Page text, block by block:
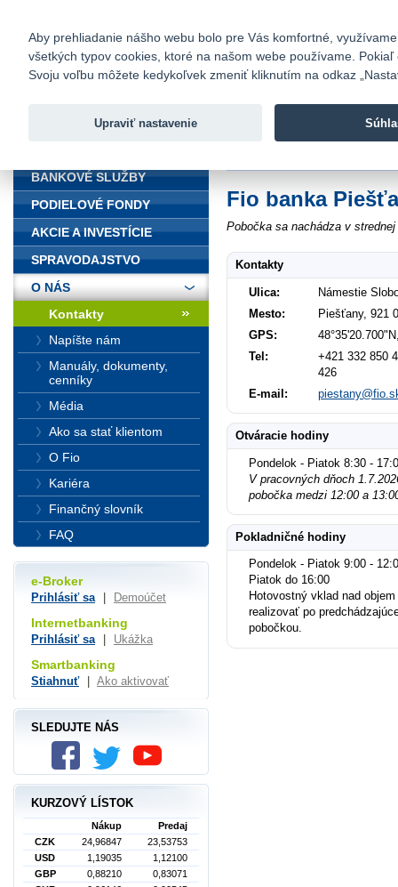
Fio banka
Fio banka
Fio banka
Pobočka sa nachádza v
Kontakty
Ulica:
Námestie
Mesto:
Piešťany, 921
GPS:
Tel:
+421 332 850
426
E-mail:
Otváracie hodiny
Pondelok - Piatok 8:30 -
V pracovných dňoch
pobočka medzi 12:00 a
Pokladničné hodiny
Pondelok - Piatok 9:00 -
Piatok do 16:00
Hotovostný vklad nad
realizovať po
pobočkou.
BANKOVÉ SLUŽBY
PODIELOVÉ FONDY
AKCIE A INVESTÍCIE
SPRAVODAJSTVO
O NÁS
Kontakty
Napíšte nám
Manuály, dokumenty,
cenníky
Média
Ako sa stať klientom
O Fio
Kariéra
Finančný slovník
FAQ
e-Broker
Prihlásiť sa Demoúčet
Internetbanking
Prihlásiť sa Ukážka
Smartbanking
Stiahnuť Ako aktivovať
SLEDUJTE NÁS
KURZOVÝ LÍSTOK
Nákup
Predaj
CZK
24,96847
23,53753
USD
1,19035
1,12100
GBP
0,88210
0,83071
Aby prehliadanie nášho webu bolo pre Vás komfortné,
všetkých typov cookies, ktoré na našom webe používame.
Svoju voľbu môžete kedykoľvek zmeniť kliknutím na odkaz
Upraviť nastavenie